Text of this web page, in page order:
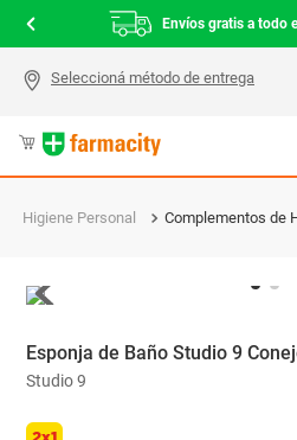
Envíos gratis a todo
Higiene Personal Complementos de
Esponja de Baño Studio 9
Studio 9
2x1